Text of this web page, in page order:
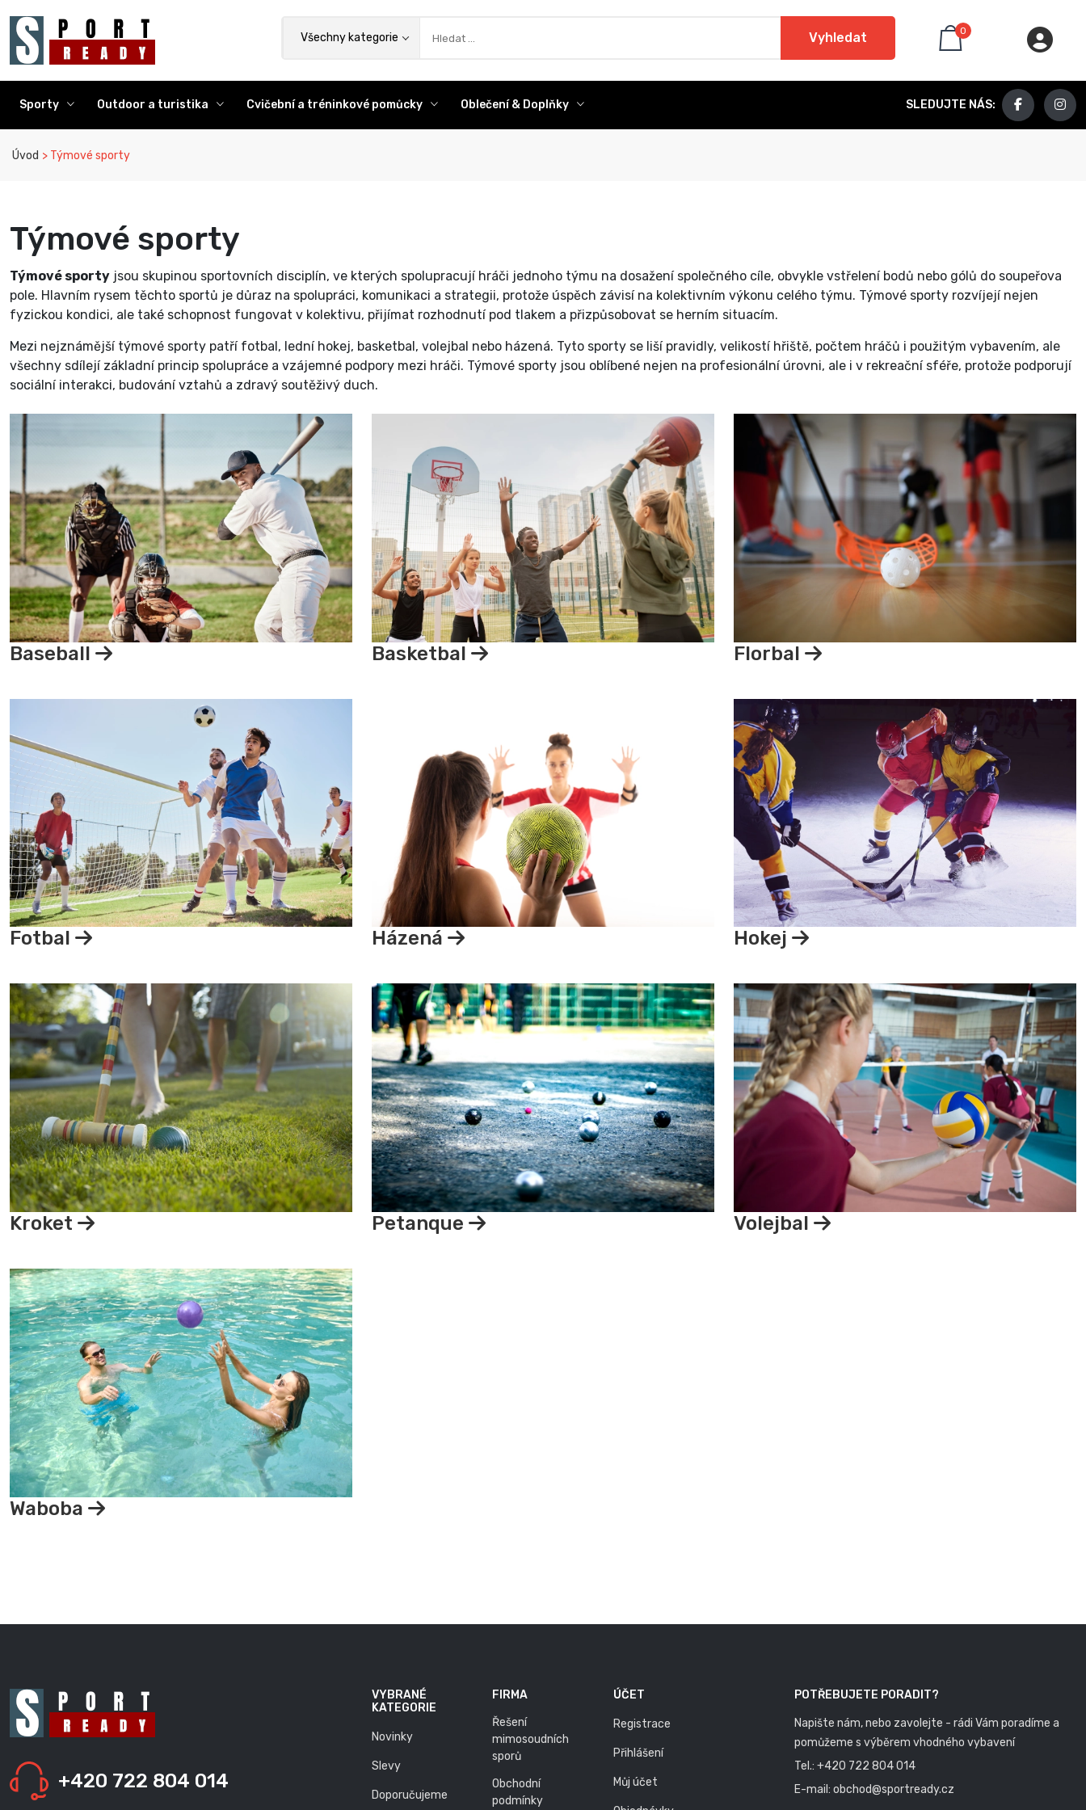
Všechny kategorie Vyhledat 0
Sporty Outdoor a turistika Cvičební a tréninkové pomůcky Oblečení & Doplňky SLEDUJTE NÁS:
Úvod Týmové sporty
Týmové sporty
Týmové sporty jsou skupinou sportovních disciplín, ve kterých spolupracují hráči jednoho týmu na dosažení společného cíle, obvykle vstřelení bodů nebo gólů do soupeřova
pole. Hlavním rysem těchto sportů je důraz na spolupráci, komunikaci a strategii, protože úspěch závisí na kolektivním výkonu celého týmu. Týmové sporty rozvíjejí nejen
fyzickou kondici, ale také schopnost fungovat v kolektivu, přijímat rozhodnutí pod tlakem a přizpůsobovat se herním situacím.
Mezi nejznámější týmové sporty patří fotbal, lední hokej, basketbal, volejbal nebo házená. Tyto sporty se liší pravidly, velikostí hřiště, počtem hráčů i použitým vybavením, ale
všechny sdílejí základní princip spolupráce a vzájemné podpory mezi hráči. Týmové sporty jsou oblíbené nejen na profesionální úrovni, ale i v rekreační sféře, protože podporují
sociální interakci, budování vztahů a zdravý soutěživý duch.
Baseball Basketbal Florbal
Fotbal Házená Hokej
Kroket Petanque Volejbal
Waboba
+420 722 804 014
VYBRANÉ
KATEGORIE
Novinky
Slevy
Doporučujeme
FIRMA
Řešení
mimosoudních
sporů
Obchodní
podmínky
ÚČET
Registrace
Přihlášení
Můj účet
POTŘEBUJETE PORADIT?
Napište nám, nebo zavolejte - rádi Vám poradíme a
pomůžeme s výběrem vhodného vybavení
Tel.: +420 722 804 014
E-mail: obchod@sportready.cz